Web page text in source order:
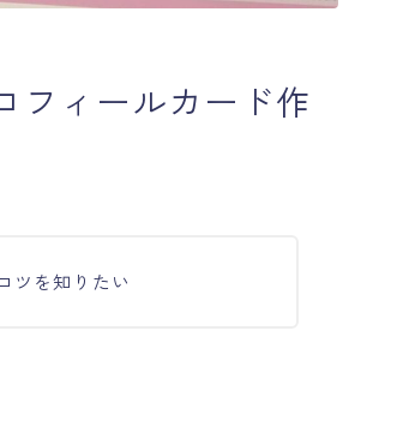
フィールカード作
ツを知りたい